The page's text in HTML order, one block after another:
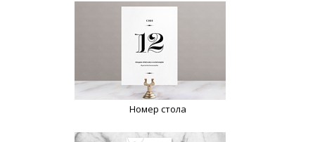
Номер стола